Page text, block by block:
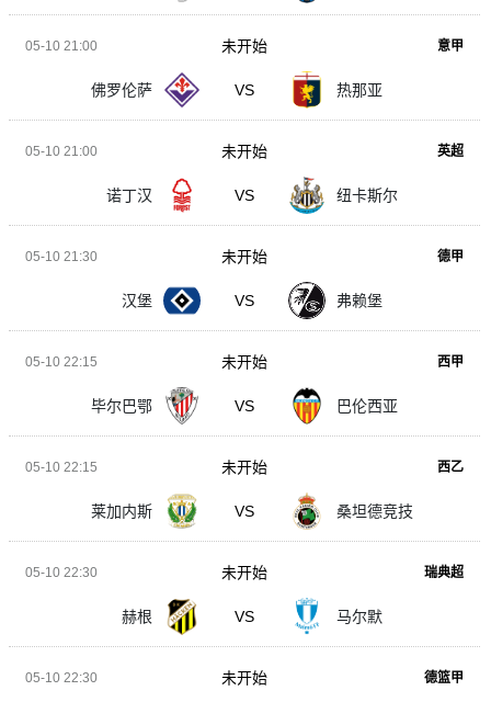
05-10 21:00 意甲
佛罗伦萨 VS 热那亚
未开始
05-10 21:00 英超
诺丁汉 VS 纽卡斯尔
未开始
05-10 21:30 德甲
汉堡 VS 弗赖堡
未开始
05-10 22:15 西甲
毕尔巴鄂 VS 巴伦西亚
未开始
05-10 22:15 西乙
莱加内斯 VS 桑坦德竞技
未开始
05-10 22:30 瑞典超
赫根 VS 马尔默
未开始
05-10 22:30 德篮甲
未开始